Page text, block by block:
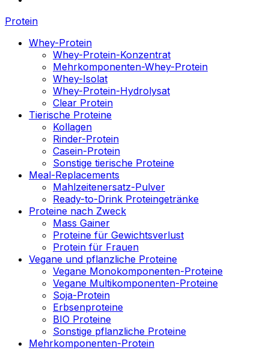
Protein
Whey-Protein
Whey-Protein-Konzentrat
Mehrkomponenten-Whey-Protein
Whey-Isolat
Whey-Protein-Hydrolysat
Clear Protein
Tierische Proteine
Kollagen
Rinder-Protein
Casein-Protein
Sonstige tierische Proteine
Meal-Replacements
Mahlzeitenersatz-Pulver
Ready-to-Drink Proteingetränke
Proteine nach Zweck
Mass Gainer
Proteine für Gewichtsverlust
Protein für Frauen
Vegane und pflanzliche Proteine
Vegane Monokomponenten-Proteine
Vegane Multikomponenten-Proteine
Soja-Protein
Erbsenproteine
BIO Proteine
Sonstige pflanzliche Proteine
Mehrkomponenten-Protein